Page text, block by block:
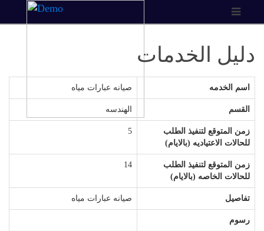
دليل الخدمات
اسم الخدمه صيانه عبارات مياه
القسم الهندسه
زمن المتوقع لتنفيذ الطلب
للحالات الاعتياديه (بالايام)
5
زمن المتوقع لتنفيذ الطلب
للحالات الخاصه (بالايام)
14
تفاصيل صيانه عبارات مياه
رسوم